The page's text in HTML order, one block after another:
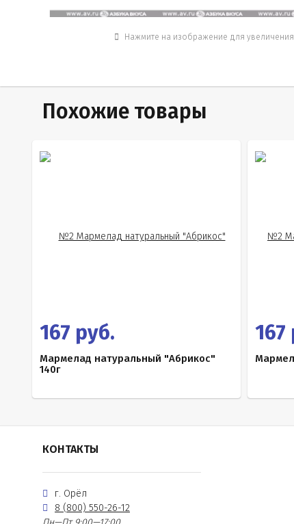
Нажмите на изображение для увеличения
Похожие товары
167 руб.
Мармелад натуральный "Абрикос"
140г
167
КОНТАКТЫ
г. Орёл
8 (800) 550-26-12